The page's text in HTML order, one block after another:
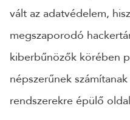
vált az adatvédelem,
megszaporodó
kiberbűnözők körében
népszerűnek
rendszerekre épülő